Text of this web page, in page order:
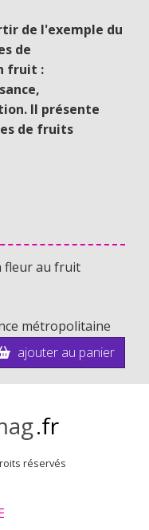
de l'exemple du
de
fruit :
Il présente
de fruits
fleur au fruit
métropolitaine
ajouter au panier
.fr
réservés